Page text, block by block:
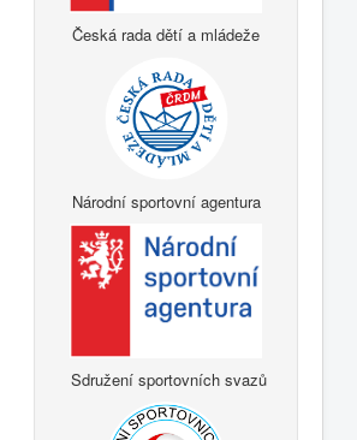
Česká rada dětí a mládeže
Národní sportovní agentura
Sdružení sportovních svazů